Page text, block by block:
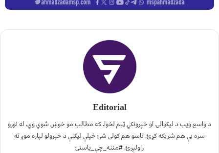
Editorial
د واسع ویب د لیکوالۍ او خپرونکي ټیم لخوا. که مطالب مو خوښ شوي وي، له نورو
سره یې هم شریکه کړئ. تاسو هم کولی شئ خپلې لیکنې د خپرولو لپاره موږ ته
راولېږئ. #مننه_چې_یاستئ